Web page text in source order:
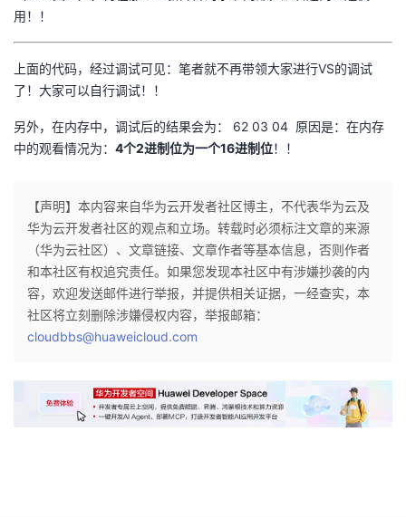
用！！
上面的代码，经过调试可见：笔者就不再带领大家进行VS的调试
了！大家可以自行调试！！
另外，在内存中，调试后的结果会为： 62 03 04 原因是：在内存
中的观看情况为： 4个2进制位为一个16进制位！！
【声明】本内容来自华为云开发者社区博主，不代表华为云及
华为云开发者社区的观点和立场。转载时必须标注文章的来源
（华为云社区）、文章链接、文章作者等基本信息，否则作者
和本社区有权追究责任。如果您发现本社区中有涉嫌抄袭的内
容，欢迎发送邮件进行举报，并提供相关证据，一经查实，本
社区将立刻删除涉嫌侵权内容，举报邮箱：
cloudbbs@huaweicloud.com